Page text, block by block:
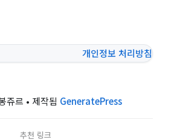
개인정보 처리방침
쥬르 • 제작됨 GeneratePress
추천 링크